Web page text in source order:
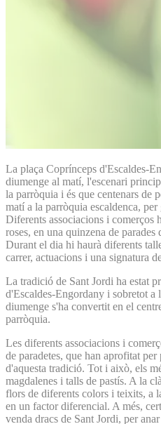
La plaça Coprínceps d'Escaldes-
diumenge al matí, l'escenari
la parròquia i és que centenars de
matí a la parròquia escaldenca,
Diferents associacions i comerços
roses, en una quinzena de
Durant el dia hi haurà diferents
carrer, actuacions i una signatura
La tradició de Sant Jordi ha estat
d'Escaldes-Engordany i sobretot a
diumenge s'ha convertit en el
parròquia.
Les diferents associacions i
de paradetes, que han aprofitat
d'aquesta tradició. Tot i això, els
magdalenes i talls de pastís. A la
flors de diferents colors i teixits, a
en un factor diferencial. A més,
venda dracs de Sant Jordi, per